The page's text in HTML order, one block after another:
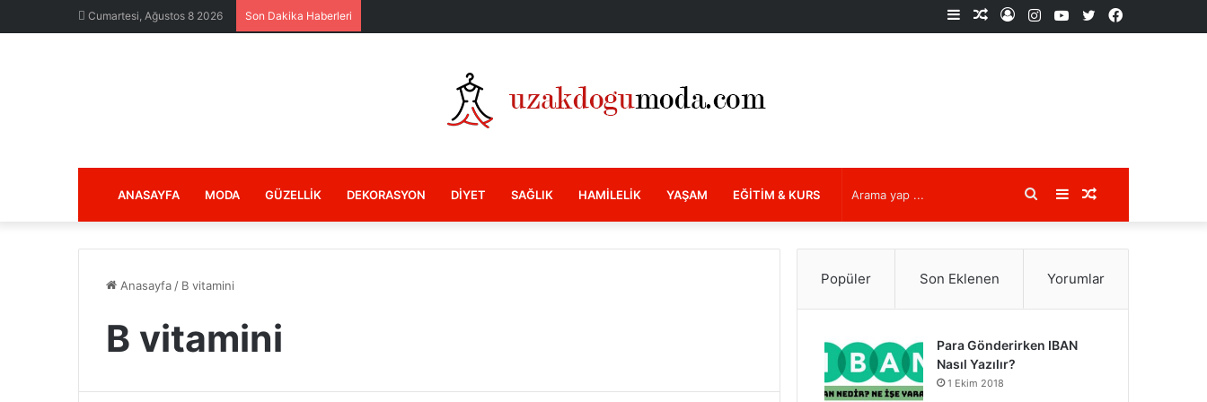
Cumartesi, Ağustos 8 2026 Son Dakika Haberleri Facebook
X
YouTube
Instagram
Kayıt
Rastgele
Kenar
ANASAYFA MODA GÜZELLIK DEKORASYON DIYET SAĞLIK HAMILELIK YAŞAM EĞITIM & KURS Rastgele
Makale
Kenar
Bölmesi
Arama
yap
Anasayfa / B vitamini
B vitamini
Popüler Son Eklenen Yorumlar
Para Gönderirken IBAN
Nasıl Yazılır?
1 Ekim 2018